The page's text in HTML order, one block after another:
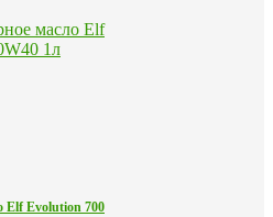
Elf Evolution 700